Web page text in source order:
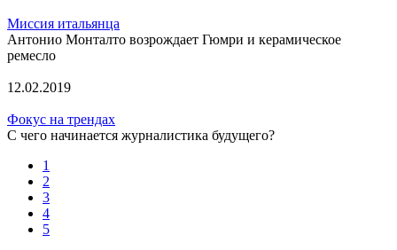
Миссия итальянца
Антонио Монталто возрождает Гюмри и керамическое
ремесло
12.02.2019
Фокус на трендах
С чего начинается журналистика будущего?
1
2
3
4
5